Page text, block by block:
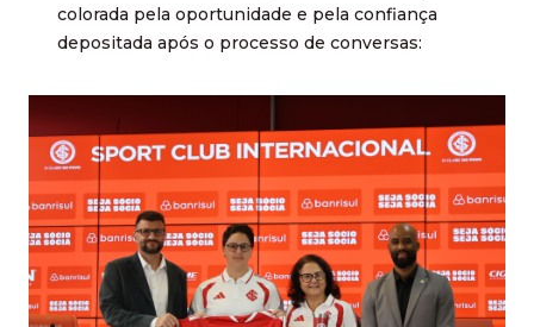
colorada pela oportunidade e pela confiança
depositada após o processo de conversas: